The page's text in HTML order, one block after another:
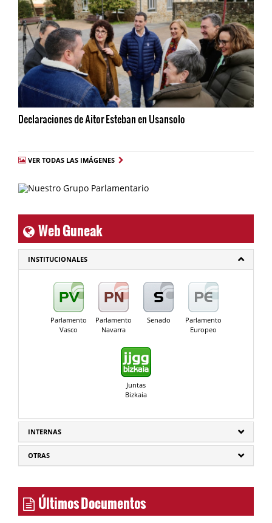
Declaraciones de Aitor Esteban en Usansolo
VER TODAS LAS IMÁGENES
Web Guneak
INSTITUCIONALES
Parlamento
Vasco
Parlamento
Navarra
Senado
Parlamento
Europeo
Juntas
Bizkaia
INTERNAS
OTRAS
Últimos Documentos